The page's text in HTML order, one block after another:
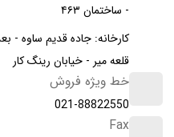
- ساختمان ۴۶۳
کارخانه: جاده قدیم ساوه -
قلعه میر - خیابان رینگ کار
خط ویژه فروش
021-88822550
Fax